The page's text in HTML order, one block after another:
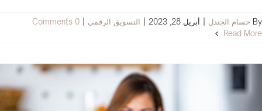
By حسام الجندل أبريل 28, 2023 التسويق الرقمي
0 Comments
Read More